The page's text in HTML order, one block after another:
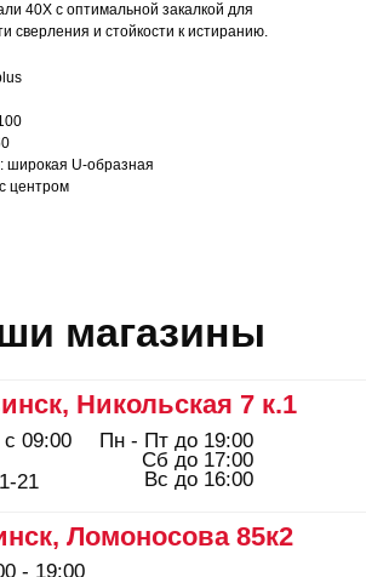
40Х с оптимальной закалкой для
сверления и стойкости к истиранию.
широкая U-образная
центром50 к.1
85к2
Пн - Пт до 19:00
Сб до 17:00
Вс до 16:00